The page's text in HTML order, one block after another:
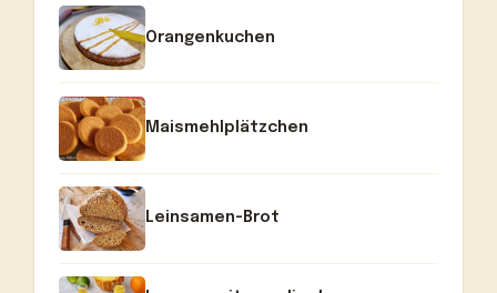
Orangenkuchen
Maismehlplätzchen
Leinsamen-Brot